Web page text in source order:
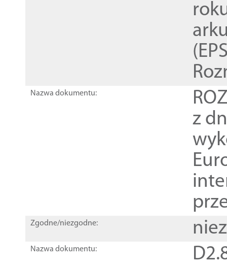
Nazwa dokumentu:
z
Zgodne/niezgodne:
Nazwa dokumentu: